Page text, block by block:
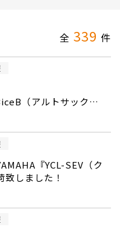
全 339 件
（アルトサック
！
『YCL-SEV（ク
致しました！